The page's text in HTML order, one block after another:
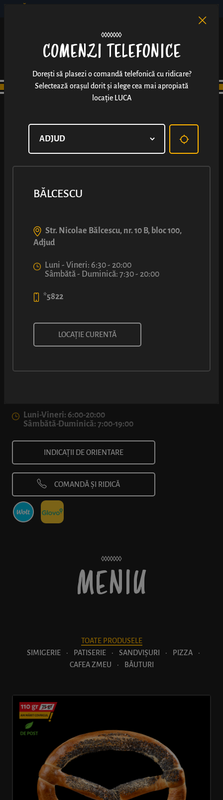
COLENTINA
Șoseaua Colentina nr. 1, București
Luni-Vineri: 6:00-20:00
Sâmbătă-Duminică: 7:00-19:00
INDICAȚII DE ORIENTARE
COMANDĂ ȘI RIDICĂ
MENIU
TOATE PRODUSELE
SIMIGERIE
· PATISERIE · SANDVIȘURI · PIZZA
·
CAFEA ZMEU
· BĂUTURI
COMENZI TELEFONICE
Dorești să plasezi o comandă telefonică cu ridicare?
Selectează orașul dorit și alege cea mai apropiată
locație LUCA
BĂLCESCU
Str. Nicolae Bălcescu, nr. 10 B, bloc 100,
Adjud
Luni - Vineri: 6:30 - 20:00
Sâmbătă - Duminică: 7:30 - 20:00
*5822
LOCAȚIE CURENTĂ